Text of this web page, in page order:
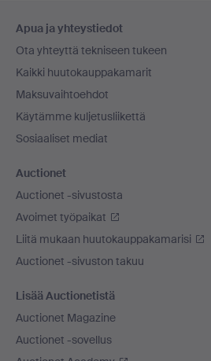
Apua ja yhteystiedot
Ota yhteyttä tekniseen tukeen
Kaikki huutokauppakamarit
Maksuvaihtoehdot
Käytämme kuljetusliikettä
Sosiaaliset mediat
Auctionet
Auctionet -sivustosta
Avoimet työpaikat
Liitä mukaan huutokauppakamarisi
Auctionet -sivuston takuu
Lisää Auctionetistä
Auctionet Magazine
Auctionet -sovellus